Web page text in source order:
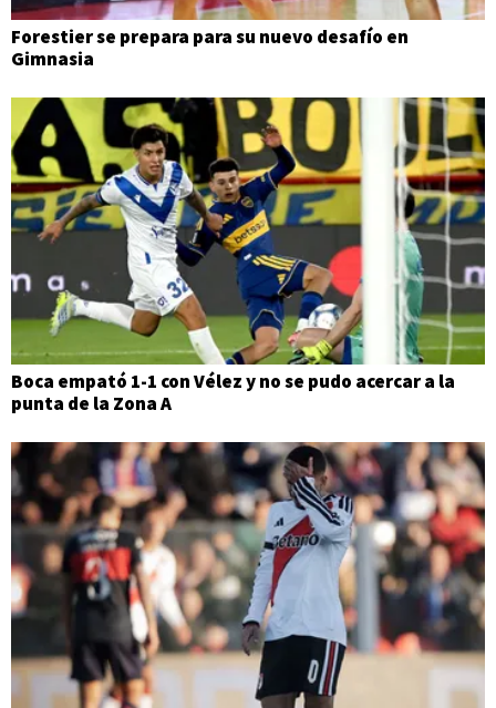
Forestier se prepara para su nuevo desafío en
Gimnasia
Boca empató 1-1 con Vélez y no se pudo acercar a la
punta de la Zona A